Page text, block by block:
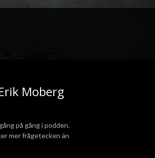
Moberg
på gång i podden.
mer frågetecken än